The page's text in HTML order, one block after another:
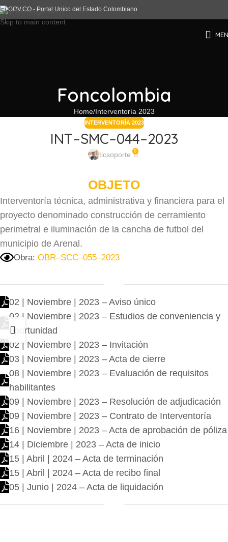
Skip to navigation
Skip to main content
Foncolombia
Home Interventoría 2023
INTERVENTORÍA 2023
INT–SMC–044–2023
ticsoporte 0
OBJETO
Interventoría técnica, administrativa y financiera para el
proyecto denominado construcción de cerramiento
perimetral e iluminación de la cancha de futbol del
municipio de Arenal.
Obra: OBR–SCC–055–2023
02 | Noviembre | 2023 – Aviso único
02 | Noviembre | 2023 – Estudios de conveniencia y
oportunidad
02 | Noviembre | 2023 – Invitación
03 | Noviembre | 2023 – Acta de cierre
08 | Noviembre | 2023 – Evaluación de requisitos
habilitantes
09 | Noviembre | 2023 – Resolución de adjudicación
09 | Noviembre | 2023 – Contrato de Interventoría
16 | Noviembre | 2023 – Acta de aprobación de póliza
14 | Diciembre | 2023 – Acta de inicio
15 | Abril | 2024 – Acta de terminación
15 | Abril | 2024 – Acta de recibo final
05 | Junio | 2024 – Acta de liquidación